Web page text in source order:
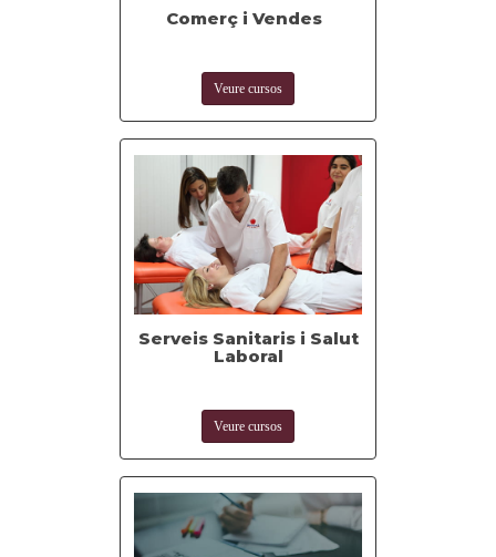
Comerç i Vendes
Veure cursos
Serveis Sanitaris i Salut
Laboral
Veure cursos